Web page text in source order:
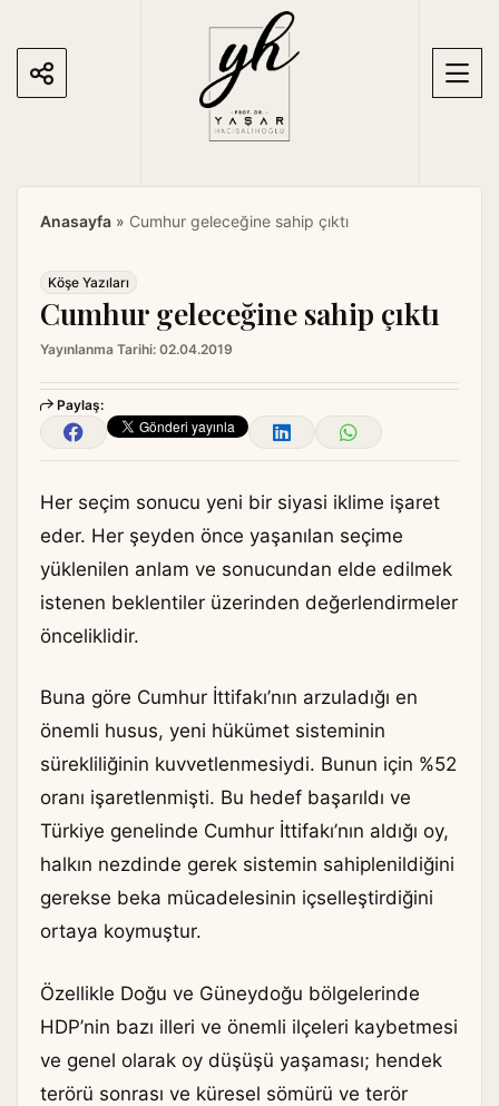
Anasayfa » Cumhur geleceğine sahip çıktı
Köşe Yazıları
Cumhur geleceğine sahip çıktı
Yayınlanma Tarihi: 02.04.2019
Paylaş:
Her seçim sonucu yeni bir siyasi iklime işaret
eder. Her şeyden önce yaşanılan seçime
yüklenilen anlam ve sonucundan elde edilmek
istenen beklentiler üzerinden değerlendirmeler
önceliklidir.
Buna göre Cumhur İttifakı’nın arzuladığı en
önemli husus, yeni hükümet sisteminin
sürekliliğinin kuvvetlenmesiydi. Bunun için %52
oranı işaretlenmişti. Bu hedef başarıldı ve
Türkiye genelinde Cumhur İttifakı’nın aldığı oy,
halkın nezdinde gerek sistemin sahiplenildiğini
gerekse beka mücadelesinin içselleştirdiğini
ortaya koymuştur.
Özellikle Doğu ve Güneydoğu bölgelerinde
HDP’nin bazı illeri ve önemli ilçeleri kaybetmesi
ve genel olarak oy düşüşü yaşaması; hendek
terörü sonrası ve küresel sömürü ve terör